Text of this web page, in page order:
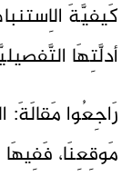
كَيفيَّةَ
أدلَّتِهَا
رَاجِعُوا مَقالَةَ:
مَوقِعِنَا،